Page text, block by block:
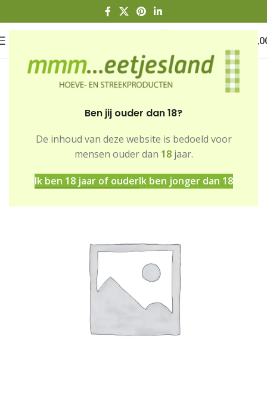
Ben jij ouder dan 18?
De inhoud van deze website is bedoeld voor
mensen ouder dan 18jaar.
Ik ben 18 jaar of ouderIk ben jonger dan 18
Vleeswaren